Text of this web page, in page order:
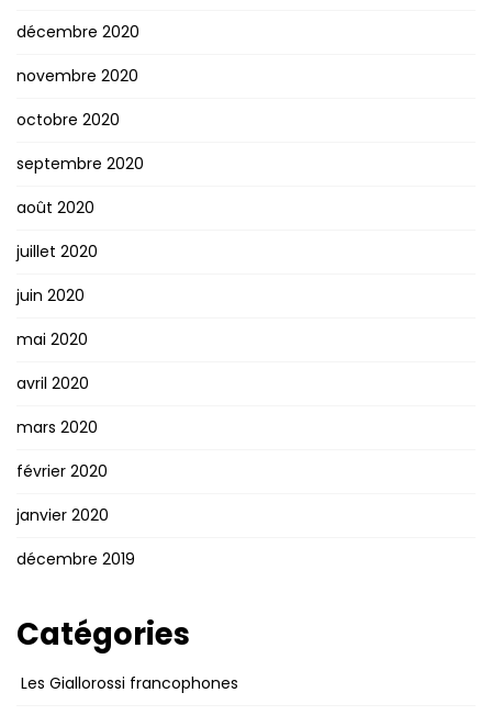
décembre 2020
novembre 2020
octobre 2020
septembre 2020
août 2020
juillet 2020
juin 2020
mai 2020
avril 2020
mars 2020
février 2020
janvier 2020
décembre 2019
Catégories
Les Giallorossi francophones